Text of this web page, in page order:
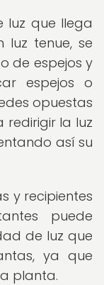
luz que llega
luz tenue, se
de espejos y
espejos o
opuestas
la luz
así su
y recipientes
puede
de luz que
ya que
planta.